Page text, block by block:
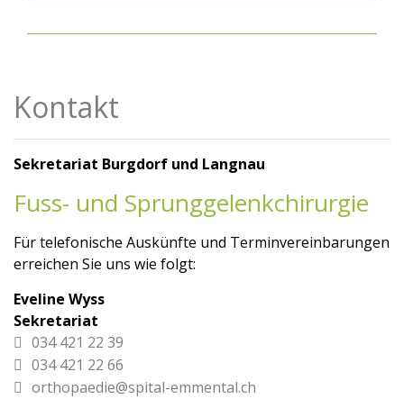
Kontakt
Sekretariat Burgdorf und Langnau
Fuss- und Sprunggelenkchirurgie
Für telefonische Auskünfte und Terminvereinbarungen
erreichen Sie uns wie folgt:
Eveline Wyss
Sekretariat
034 421 22 39
034 421 22 66
orthopaedie@spital-emmental.ch